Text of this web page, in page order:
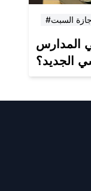
السبت
المدارس
الجديد؟